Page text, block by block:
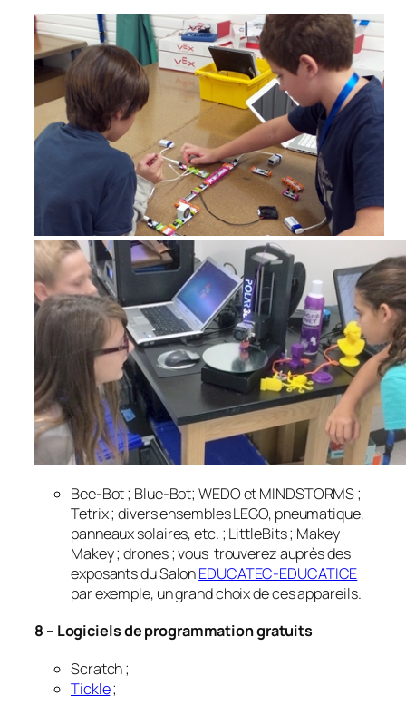
Bee-Bot; Blue-Bot;WEDOetMINDSTORMS;
Tetrix; divers ensembles LEGO, pneumatique,
panneaux solaires, etc. ; LittleBits; Makey
Makey; drones ; vous trouverez auprès des
exposants du SalonEDUCATEC-EDUCATICE
par exemple, un grand choix de ces appareils.
8 – Logiciels de programmation gratuits
Scratch;
Tickle;